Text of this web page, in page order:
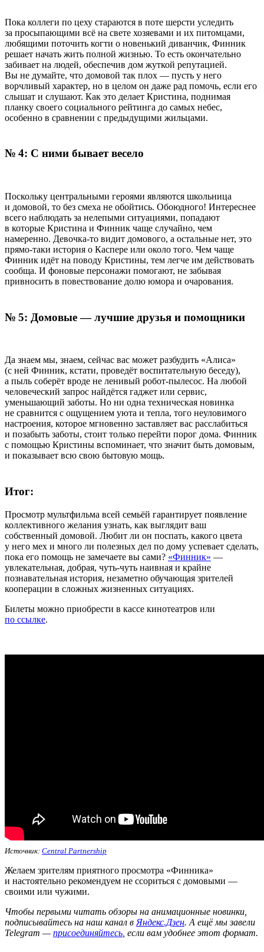
Пока коллеги по цеху стараются в поте шерсти уследить
за просыпающими всё на свете хозяевами и их питомцами,
любящими поточить когти о новенький диванчик, Финник
решает начать жить полной жизнью. То есть окончательно
забивает на людей, обеспечив дом жуткой репутацией.
Вы не думайте, что домовой так плох — пусть у него
ворчливый характер, но в целом он даже рад помочь, если его
слышат и слушают. Как это делает Кристина, поднимая
планку своего социального рейтинга до самых небес,
особенно в сравнении с предыдущими жильцами.
№ 4: С ними бывает весело
Поскольку центральными героями являются школьница
и домовой, то без смеха не обойтись. Обоюдного! Интереснее
всего наблюдать за нелепыми ситуациями, попадают
в которые Кристина и Финник чаще случайно, чем
намеренно. Девочка-то видит домового, а остальные нет, это
прямо-таки история о Каспере или около того. Чем чаще
Финник идёт на поводу Кристины, тем легче им действовать
сообща. И фоновые персонажи помогают, не забывая
привносить в повествование долю юмора и очарования.
№ 5: Домовые — лучшие друзья и помощники
Да знаем мы, знаем, сейчас вас может разбудить «Алиса»
(с ней Финник, кстати, проведёт воспитательную беседу),
а пыль соберёт вроде не ленивый робот-пылесос. На любой
человеческий запрос найдётся гаджет или сервис,
уменьшающий заботы. Но ни одна техническая новинка
не сравнится с ощущением уюта и тепла, того неуловимого
настроения, которое мгновенно заставляет вас расслабиться
и позабыть заботы, стоит только перейти порог дома. Финник
с помощью Кристины вспоминает, что значит быть домовым,
и показывает всю свою бытовую мощь.
Итог:
Просмотр мультфильма всей семьёй гарантирует появление
коллективного желания узнать, как выглядит ваш
собственный домовой. Любит ли он поспать, какого цвета
у него мех и много ли полезных дел по дому успевает сделать,
пока его помощь не замечаете вы сами? «Финник» —
увлекательная, добрая, чуть-чуть наивная и крайне
познавательная история, незаметно обучающая зрителей
кооперации в сложных жизненных ситуациях.
Билеты можно приобрести в кассе кинотеатров или
по ссылке.
Источник: Central Partnership
Желаем зрителям приятного просмотра «Финника»
и настоятельно рекомендуем не ссориться с домовыми —
своими или чужими.
Чтобы первыми читать обзоры на анимационные новинки,
подписывайтесь на наш канал в Яндекс.Дзен. А ещё мы завели
Telegram — присоединяйтесь , если вам удобнее этот формат.